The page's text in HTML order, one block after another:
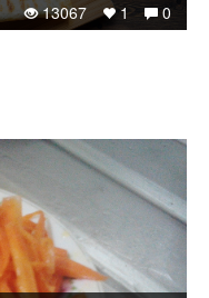
0
1
13067